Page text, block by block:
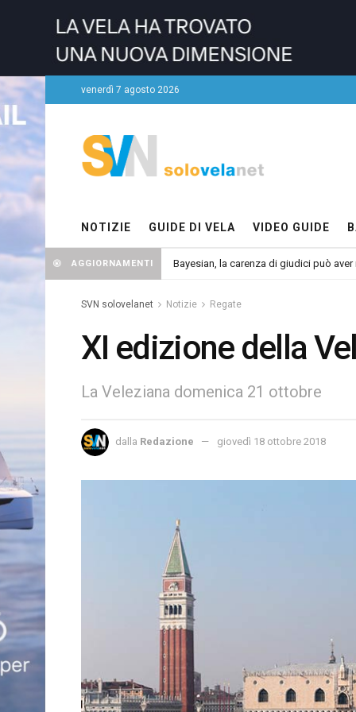
venerdì 7 agosto 2026
NOTIZIE GUIDE DI VELA VIDEO GUIDE
AGGIORNAMENTI Bayesian, la carenza di giudici può aver
SVN solovelanet Notizie Regate
XI edizione della
La Veleziana domenica 21 ottobre
dalla Redazione giovedì 18 ottobre 2018